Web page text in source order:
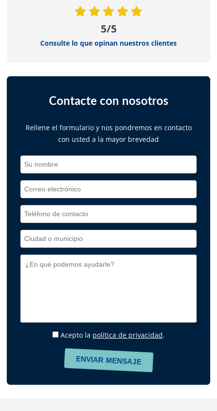
5/5
Consulte lo que opinan nuestros clientes
Contacte con nosotros
Rellene el formulario y nos pondremos en contacto
con usted a la mayor brevedad
Acepto la política de privacidad.